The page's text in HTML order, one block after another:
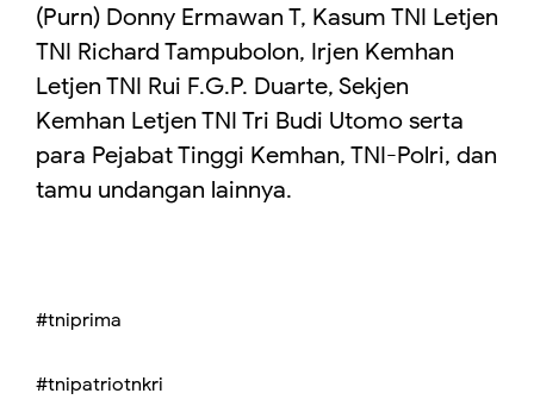
(Purn) Donny Ermawan T, Kasum TNI Letjen
TNI Richard Tampubolon, Irjen Kemhan
Letjen TNI Rui F.G.P. Duarte, Sekjen
Kemhan Letjen TNI Tri Budi Utomo serta
para Pejabat Tinggi Kemhan, TNI-Polri, dan
tamu undangan lainnya.
#tniprima
#tnipatriotnkri